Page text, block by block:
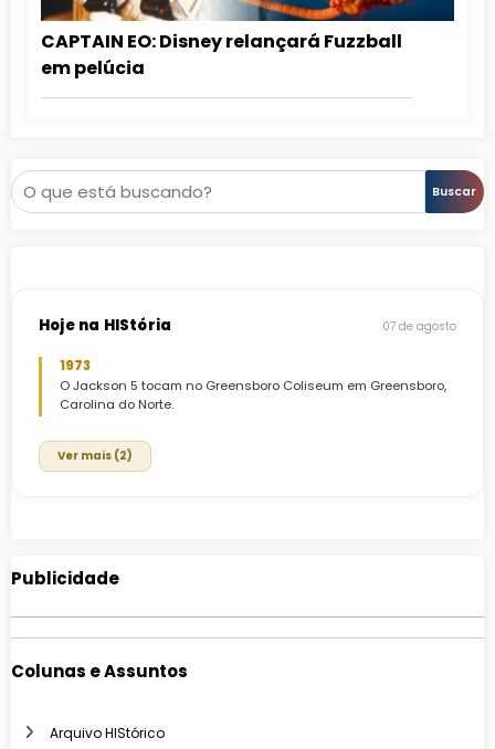
CAPTAIN EO: Disney relançará Fuzzball
em pelúcia
Pesquisar Buscar
Hoje na HIStória 07 de agosto
1973
O Jackson 5 tocam no Greensboro Coliseum em Greensboro,
Carolina do Norte.
Ver mais (2)
Publicidade
Colunas e Assuntos
Arquivo HIStórico